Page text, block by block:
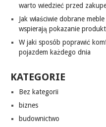
warto wiedzieć przed
Jak właściwie dobrane
wspierają pokazanie
W jaki sposób poprawić
pojazdem każdego dnia
KATEGORIE
Bez kategorii
biznes
budownictwo